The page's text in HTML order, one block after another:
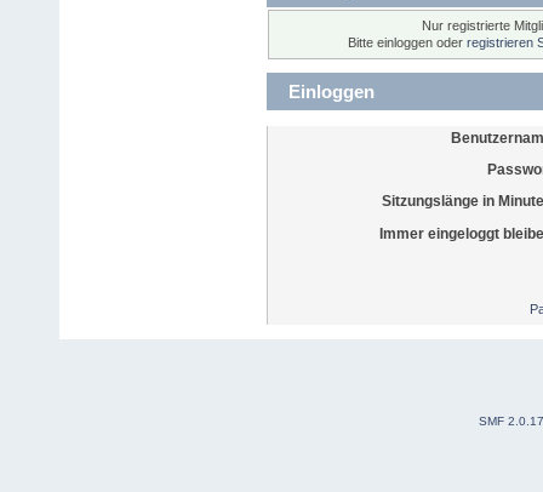
Nur registrierte
Bitte einloggen oder registrieren
Einloggen
Sitzungslänge in
Immer eingeloggt
SMF 2.0.17